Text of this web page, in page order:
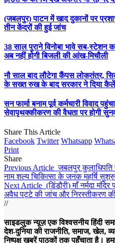
(जबलपुर) पाटन में खाद दुकानों पर
तीन केंद्रों की हुई जांच
38 साल पुराने विनोबा भावे सब-स्टेशन
अब नहीं होगी बिजली की आंख-मिचौली
नौ साल बाद लौटेगा कैंपस लोकतंत्र,
के सख्त रुख के बाद सरकार ने दिया
सन फार्मा बनाम पूर्व कर्मचारी विवाद
सेवापृथक्कीकरण की वैधता पर होगी
Share This Article
Facebook Twitter Whatsapp
Print
Share
Previous Article जबलपुर कुलाधिपति
नाम शल्य चिकित्सा के जनक महर्षि
Next Article (डिंडौरी) माँ नर्मदा
अवैध पट्टे की जांच और निरस्तीकरण
//
साइडलुक न्यूज़ एक विश्वसनीय हिंदी
देश-दुनिया की राजनीति, समाज, खेल,
निष्पक्ष ख़बरें पाठकों तक पहुँचाता है।